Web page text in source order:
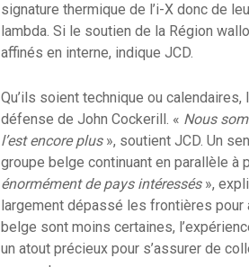
signature thermique de l’i-X donc de
lambda. Si le soutien de la Région
affinés en interne, indique JCD.
Qu’ils soient technique ou
défense de John Cockerill. « Nous
l’est encore plus», soutient JCD. Un
groupe belge continuant en parallèle à
énormément de pays intéressés»,
largement dépassé les frontières pour
belge sont moins certaines,
un atout précieux pour s’assurer de